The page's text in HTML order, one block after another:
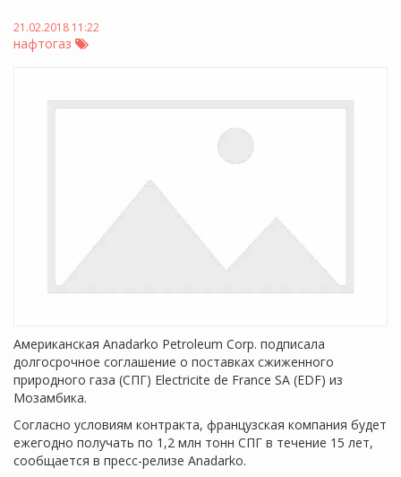
21.02.2018 11:22
нафтогаз
Американская Anadarko Petroleum Corp. подписала
долгосрочное соглашение о поставках сжиженного
природного газа (СПГ) Electricite de France SA (EDF) из
Мозамбика.
Согласно условиям контракта, французская компания будет
ежегодно получать по 1,2 млн тонн СПГ в течение 15 лет,
сообщается в пресс-релизе Anadarko.